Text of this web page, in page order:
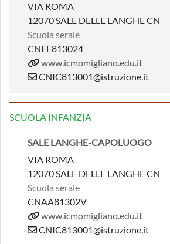
VIA ROMA
12070 SALE DELLE LANGHE CN
Scuola serale
CNEE813024
www.icmomigliano.edu.it
CNIC813001@istruzione.it
SCUOLA INFANZIA
SALE LANGHE-CAPOLUOGO
VIA ROMA
12070 SALE DELLE LANGHE CN
Scuola serale
CNAA81302V
www.icmomigliano.edu.it
CNIC813001@istruzione.it